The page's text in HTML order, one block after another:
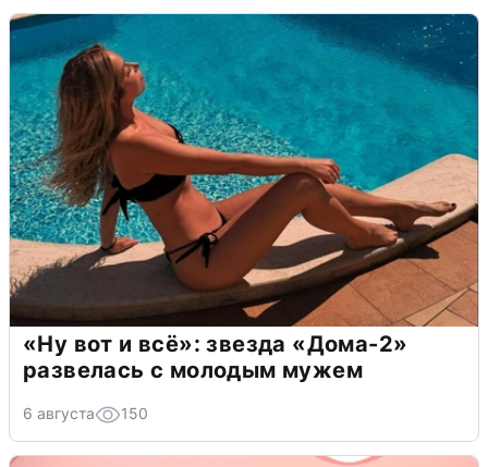
«Ну вот и всё»: звезда «Дома-2»
развелась с молодым мужем
6 августа 150